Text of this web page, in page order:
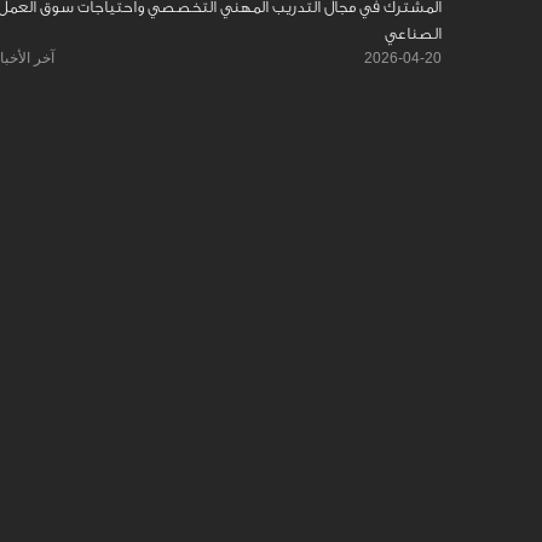
المشترك في مجال التدريب المهني التخصصي واحتياجات سوق
الصناعي
2026-04-20 آخر